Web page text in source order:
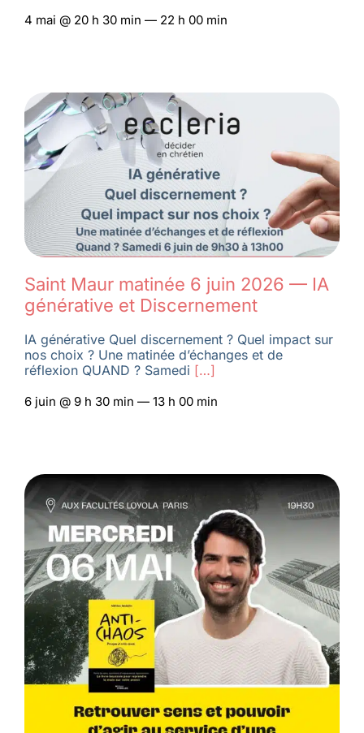
4 mai @ 20 h 30 min — 22 h 00 min
Saint Maur matinée 6 juin 2026 — IA
générative et Discernement
IA générative Quel discernement ? Quel impact sur
nos choix ? Une matinée d’échanges et de
réflexion QUAND ? Samedi […]
6 juin @ 9 h 30 min — 13 h 00 min